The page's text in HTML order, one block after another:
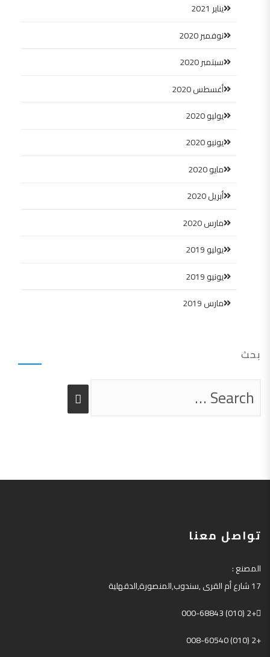
يناير 2021
نوفمبر 2020
سبتمبر 2020
أغسطس 2020
يوليو 2020
يونيو 2020
مايو 2020
أبريل 2020
مارس 2020
يوليو 2019
يونيو 2019
مارس 2019
بحث
تواصل معنا
المصنع:
17شارع أم القرى,سندوب,المنصورة,الدقهلية
+2 (010) 000-68843
+2 (010) 008-60540